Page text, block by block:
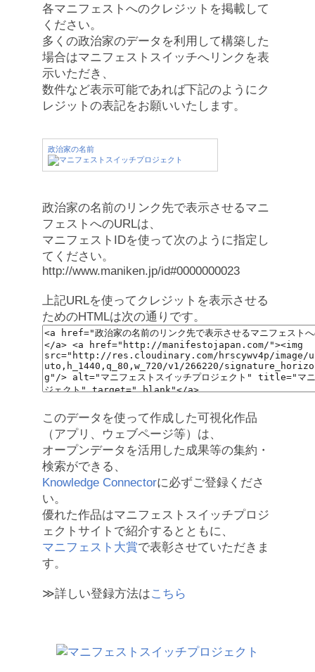
各マニフェストへのクレジットを掲載して
ください。
多くの政治家のデータを利用して構築した
場合はマニフェストスイッチへリンクを表
示いただき、
数件など表示可能であれば下記のようにク
レジットの表記をお願いいたします。
政治家の名前
政治家の名前のリンク先で表示させるマニ
フェストへのURLは、
マニフェストIDを使って次のように指定し
てください。
http://www.maniken.jp/id#0000000023
上記URLを使ってクレジットを表示させる
ためのHTMLは次の通りです。
このデータを使って作成した可視化作品
（アプリ、ウェブページ等）は、
オープンデータを活用した成果等の集約・
検索ができる、
Knowledge Connectorに必ずご登録くださ
い。
優れた作品はマニフェストスイッチプロジ
ェクトサイトで紹介するとともに、
マニフェスト大賞で表彰させていただきま
す。
≫詳しい登録方法はこちら